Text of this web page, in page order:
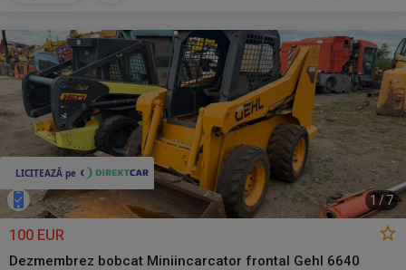
1/7
100 EUR
Dezmembrez bobcat Miniincarcator frontal Gehl 6640